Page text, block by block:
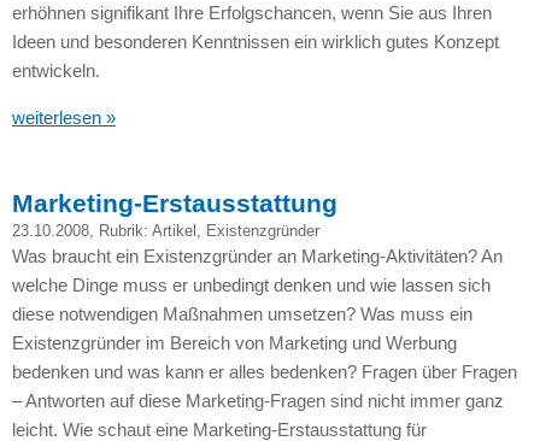
erhöhnen signifikant Ihre Erfolgschancen, wenn Sie aus Ihren
Ideen und besonderen Kenntnissen ein wirklich gutes Konzept
entwickeln.
weiterlesen »
Marketing-Erstausstattung
23.10.2008, Rubrik: Artikel Existenzgründer
Was braucht ein Existenzgründer an Marketing-Aktivitäten? An
welche Dinge muss er unbedingt denken und wie lassen sich
diese notwendigen Maßnahmen umsetzen? Was muss ein
Existenzgründer im Bereich von Marketing und Werbung
bedenken und was kann er alles bedenken? Fragen über Fragen
– Antworten auf diese Marketing-Fragen sind nicht immer ganz
leicht. Wie schaut eine Marketing-Erstausstattung für